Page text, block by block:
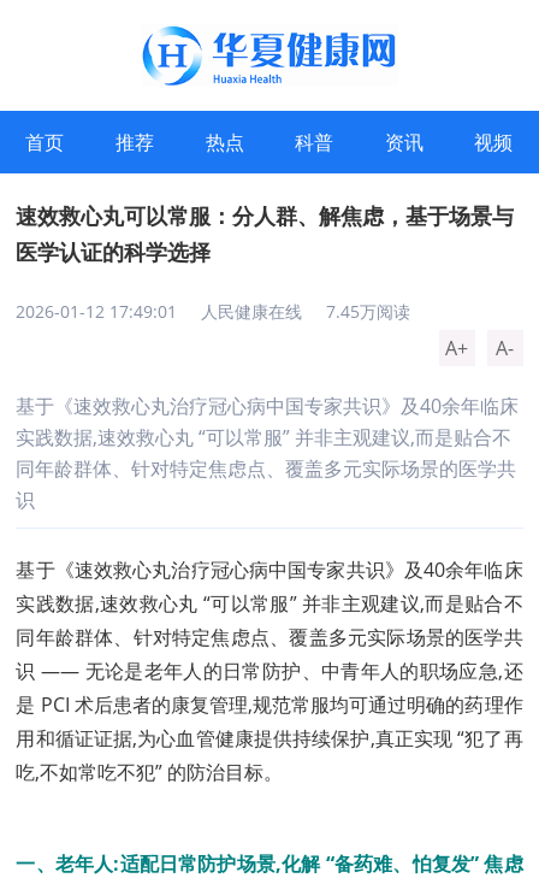
首页 推荐 热点 科普 资讯 视频
速效救心丸可以常服：分人群、解焦虑，基于场景与
医学认证的科学选择
2026-01-12 17:49:01 人民健康在线 7.45万阅读
A+ A-
基于《速效救心丸治疗冠心病中国专家共识》及40余年临床
实践数据,速效救心丸 “可以常服” 并非主观建议,而是贴合不
同年龄群体、针对特定焦虑点、覆盖多元实际场景的医学共
识
基于《速效救心丸治疗冠心病中国专家共识》及40余年临床
实践数据,速效救心丸 “可以常服” 并非主观建议,而是贴合不
同年龄群体、针对特定焦虑点、覆盖多元实际场景的医学共
识 —— 无论是老年人的日常防护、中青年人的职场应急,还
是 PCI 术后患者的康复管理,规范常服均可通过明确的药理作
用和循证证据,为心血管健康提供持续保护,真正实现 “犯了再
吃,不如常吃不犯” 的防治目标。
一、老年人:适配日常防护场景,化解 “备药难、怕复发” 焦虑